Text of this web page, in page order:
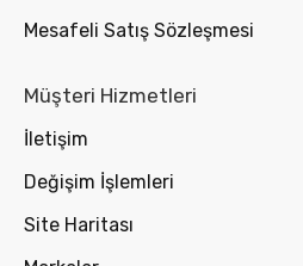
Mesafeli Satış Sözleşmesi
Müşteri Hizmetleri
İletişim
Değişim İşlemleri
Site Haritası